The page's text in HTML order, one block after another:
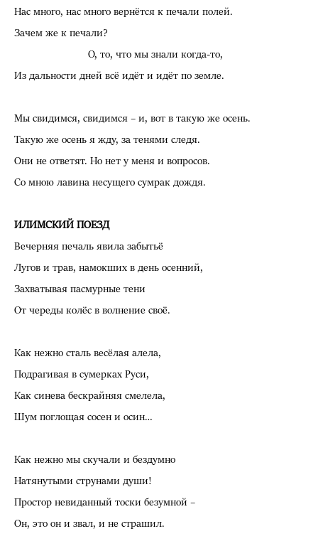
Нас много, нас много вернётся к печали полей.
Зачем же к печали?
О, то, что мы знали когда-то,
Из дальности дней всё идёт и идёт по земле.
Мы свидимся, свидимся – и, вот в такую же осень.
Такую же осень я жду, за тенями следя.
Они не ответят. Но нет у меня и вопросов.
Со мною лавина несущего сумрак дождя.
ИЛИМСКИЙ ПОЕЗД
Вечерняя печаль явила забытьё
Лугов и трав, намокших в день осенний,
Захватывая пасмурные тени
От череды колёс в волнение своё.
Как нежно сталь весёлая алела,
Подрагивая в сумерках Руси,
Как синева бескрайняя смелела,
Шум поглощая сосен и осин…
Как нежно мы скучали и бездумно
Натянутыми струнами души!
Простор невиданный тоски безумной –
Он, это он и звал, и не страшил.